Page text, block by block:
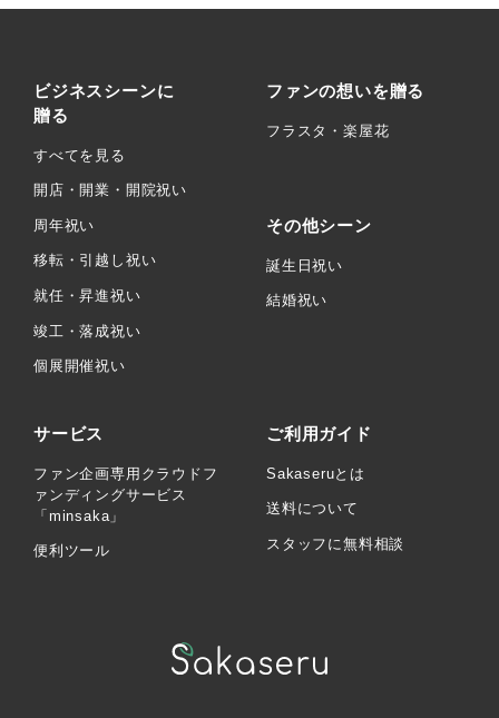
ビジネスシーンに
贈る
すべてを見る
開店・開業・開院祝い
周年祝い
移転・引越し祝い
就任・昇進祝い
竣工・落成祝い
個展開催祝い
ファンの想いを贈る
フラスタ・楽屋花
その他シーン
誕生日祝い
結婚祝い
サービス
ファン企画専用クラウドフ
ァンディングサービス
「minsaka」
便利ツール
ご利用ガイド
Sakaseruとは
送料について
スタッフに無料相談